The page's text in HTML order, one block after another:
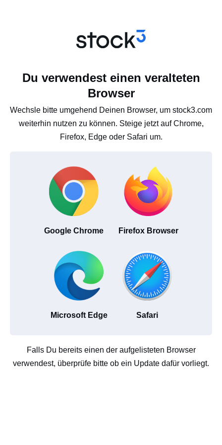
Du verwendest einen veralteten
Browser
Wechsle bitte umgehend Deinen Browser, um stock3.com
weiterhin nutzen zu können. Steige jetzt auf Chrome,
Firefox, Edge oder Safari um.
Google Chrome Firefox Browser
Microsoft Edge Safari
Falls Du bereits einen der aufgelisteten Browser
verwendest, überprüfe bitte ob ein Update dafür vorliegt.